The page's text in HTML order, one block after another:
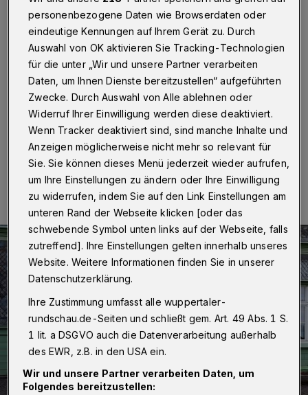
Wuppertal· Nach zwei Jahren Pause haben sich
ehemalige Mariner die sich in der Marine-
Kameradschaft „Gorch Fock“ Wuppertal
zusammengeschlossen haben, mit ihren Frauen in der
Gaststätte im Bahnhof Cronenberg zu einem
12.07.2022 , 08:30 Uhr Eine Minute Lesezeit
personenbezogene Daten wie Browserdaten oder
eindeutige Kennungen auf Ihrem Gerät zu. Durch
Auswahl von OK aktivieren Sie Tracking-Technologien
für die unter „Wir und unsere Partner verarbeiten
Daten, um Ihnen Dienste bereitzustellen“ aufgeführten
Zwecke. Durch Auswahl von Alle ablehnen oder
Widerruf Ihrer Einwilligung werden diese deaktiviert.
Wenn Tracker deaktiviert sind, sind manche Inhalte und
Anzeigen möglicherweise nicht mehr so relevant für
Sie. Sie können dieses Menü jederzeit wieder aufrufen,
um Ihre Einstellungen zu ändern oder Ihre Einwilligung
zu widerrufen, indem Sie auf den Link Einstellungen am
unteren Rand der Webseite klicken [oder das
schwebende Symbol unten links auf der Webseite, falls
zutreffend]. Ihre Einstellungen gelten innerhalb unseres
Website. Weitere Informationen finden Sie in unserer
Datenschutzerklärung.
Ihre Zustimmung umfasst alle wuppertaler-
rundschau.de-Seiten und schließt gem. Art. 49 Abs. 1 S.
1 lit. a DSGVO auch die Datenverarbeitung außerhalb
des EWR, z.B. in den USA ein.
Wir und unsere Partner verarbeiten Daten, um
Folgendes bereitzustellen: